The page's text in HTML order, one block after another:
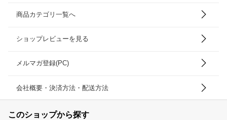
商品カテゴリ一覧へ
ショップレビューを見る
メルマガ登録(PC)
会社概要・決済方法・配送方法
このショップから探す